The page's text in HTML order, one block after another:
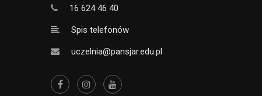
16 624 46 40
Spis telefonów
uczelnia@pansjar.edu.pl